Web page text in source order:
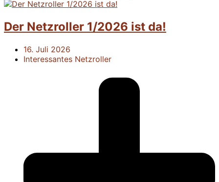
Der Netzroller 1/2026 ist da!
16. Juli 2026
Interessantes Netzroller